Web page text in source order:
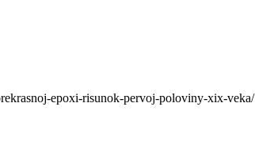
epoxi-risunok-pervoj-poloviny-xix-veka/